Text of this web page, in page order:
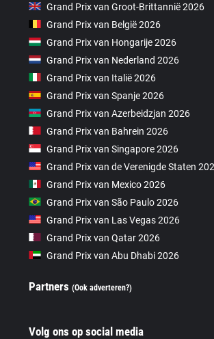
Grand Prix van Groot-Brittannië 2026
Grand Prix van België 2026
Grand Prix van Hongarije 2026
Grand Prix van Nederland 2026
Grand Prix van Italië 2026
Grand Prix van Spanje 2026
Grand Prix van Azerbeidzjan 2026
Grand Prix van Bahrein 2026
Grand Prix van Singapore 2026
Grand Prix van de Verenigde Staten
Grand Prix van Mexico 2026
Grand Prix van São Paulo 2026
Grand Prix van Las Vegas 2026
Grand Prix van Qatar 2026
Grand Prix van Abu Dhabi 2026
Partners(Ook adverteren?)
Volg ons op social media